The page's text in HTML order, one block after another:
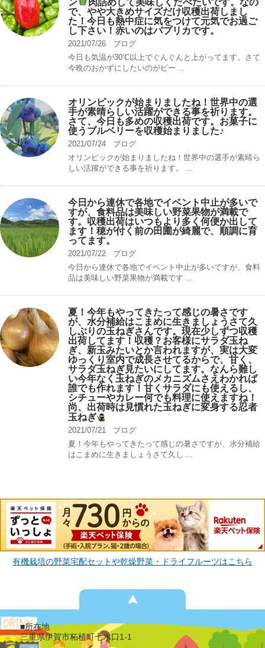
で、やや大きめサイズだけ収穫出荷しまし
た！今日も熱中症に気をつけて元気でお過ご
し下さい！赤いのはパプリカです。
2021/07/26
ブログ
今日も気温が30℃以上でぐんぐんと上がってます。さて
今晩のおかずにしたいのがピー ...
オリンピックが始まりましたね！世界中の選
手が素晴らしい活躍ができる事を祈ります。
さて、今日も多めの収穫出荷です。お菓子に
使うブルベリーを収穫始まりました♪
2021/07/24
ブログ
オリンピックが始まりましたね！世界中の選手が素晴ら
しい活躍ができる事を祈ります。 ...
今日から連休で各地でイベント中止が多いで
すが、食料品は美味しい野菜果物が満載で
す。収穫出荷はいつもより多く何便か出して
ます！穂が付く前の田圃が綺麗で、順調に育
ってます。
2021/07/22
ブログ
今日から連休で各地でイベント中止が多いですが、食料
品は美味しい野菜果物が満載です ...
夏！今年もやってきたって感じの暑さです
が、水分補給はこまめに生きましょうさて久
しぶりの玉ねぎさんです。現在少しずつ収穫
出荷してます！収穫？お客様にサラダ玉ね
ぎ、新玉みたいとか言われますが、実は大変
ゆっくり室内で成長させてるからで、甘く、
サラダ玉ねぎ見たいにしてます。なんら難し
い今年なく玉ねぎのメカニズムさえわかれば
誰でも作れます！甘くサラダにも使えるし、
シチューやカレー何でも料理に使えますね！
尚、出荷時は見慣れた玉ねぎに変身する忍者
玉ねぎ
2021/07/21
ブログ
夏！今年もやってきたって感じの暑さですが、水分補給
はこまめに生きましょうさて久し ...
有機栽培の野菜宅配セットや乾燥野菜・ドライフルーツはこちら
■所在地
三重県伊賀市柘植町七水口1-1